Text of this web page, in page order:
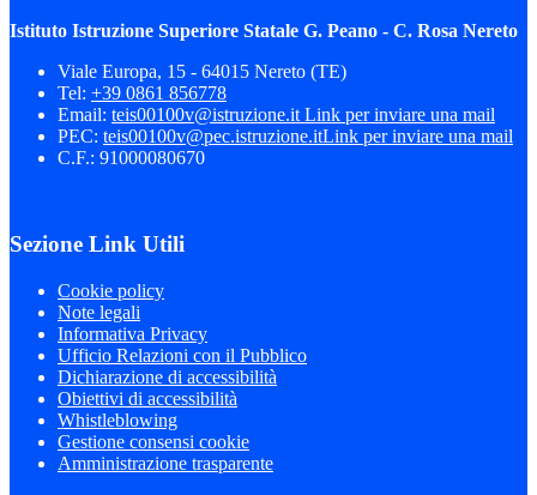
Istituto Istruzione Superiore Statale G. Peano - C. Rosa Nereto
Viale Europa, 15 - 64015 Nereto (TE)
Tel: +39 0861 856778
Email: teis00100v@istruzione.it Link per inviare una mail
PEC: teis00100v@pec.istruzione.itLink per inviare una mail
C.F.: 91000080670
Sezione Link Utili
Cookie policy
Note legali
Informativa Privacy
Ufficio Relazioni con il Pubblico
Dichiarazione di accessibilità
Obiettivi di accessibilità
Whistleblowing
Gestione consensi cookie
Amministrazione trasparente